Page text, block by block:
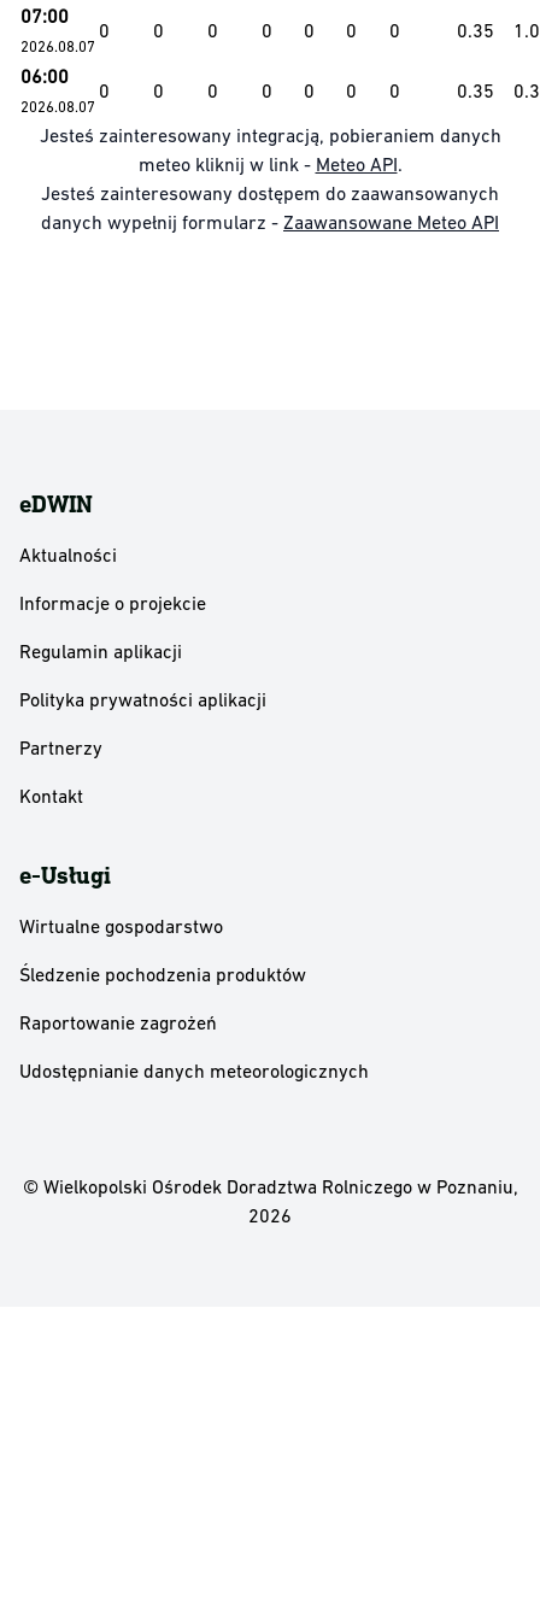
07:00
2026.08.07
0 0 0 0 0 0 0 0.35
06:00
2026.08.07
0 0 0 0 0 0 0 0.35
Jesteś zainteresowany integracją, pobieraniem danych
meteo kliknij w link - Meteo API.
Jesteś zainteresowany dostępem do zaawansowanych
danych wypełnij formularz - Zaawansowane Meteo API
eDWIN
Aktualności
Informacje o projekcie
Regulamin aplikacji
Polityka prywatności aplikacji
Partnerzy
Kontakt
e-Usługi
Wirtualne gospodarstwo
Śledzenie pochodzenia produktów
Raportowanie zagrożeń
Udostępnianie danych meteorologicznych
© Wielkopolski Ośrodek Doradztwa Rolniczego w Poznaniu,
2026